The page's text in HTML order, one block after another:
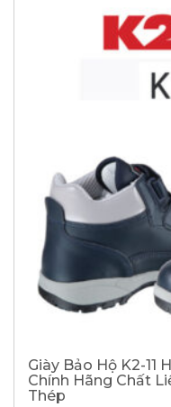
Giày Bảo Hộ K2-11
Chính Hãng Chất
Thép